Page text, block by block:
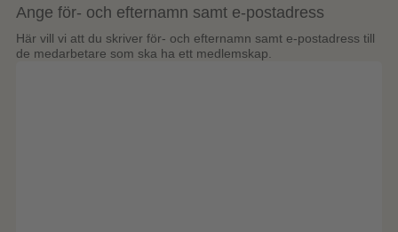
Ange för- och efternamn samt e-postadress
Här vill vi att du skriver för- och efternamn samt e-postadress till
de medarbetare som ska ha ett medlemskap.